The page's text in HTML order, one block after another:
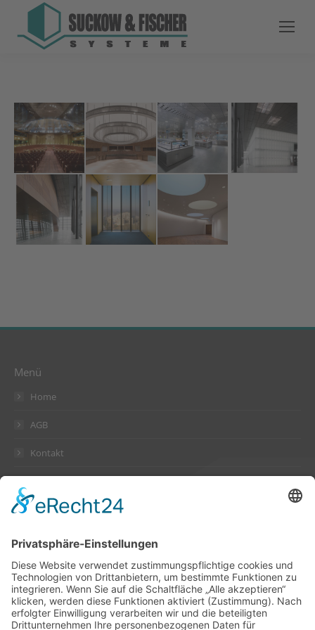
Menü
Home
AGB
Kontakt
Impressum
Anschrift
Suckow & Fischer Systeme
GmbH + Co. KG
Waldstraße 2
64584 Biebesheim
Deutschland